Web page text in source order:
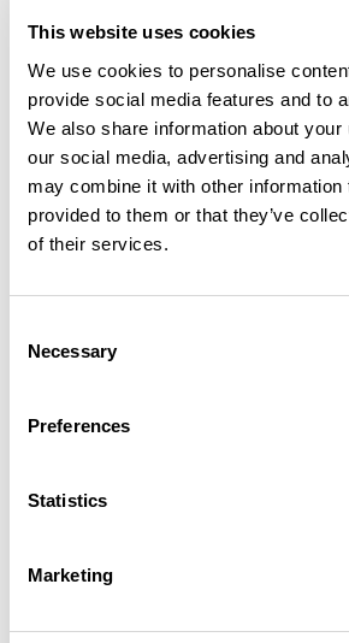
This website uses cookies
We use cookies to personalise
provide social media features and to
We also share information about
our social media, advertising and
may combine it with other information
provided to them or that they’ve
of their services.
Selection
Necessary
Preferences
Statistics
Marketing
Avis des utilisateurs
Soyez le premier à ajouter
Ajouter un avis
Résumé
Découvrez ce parcours de vélo de 66,4
Prévoyez environ 2 heures et 59 minutes